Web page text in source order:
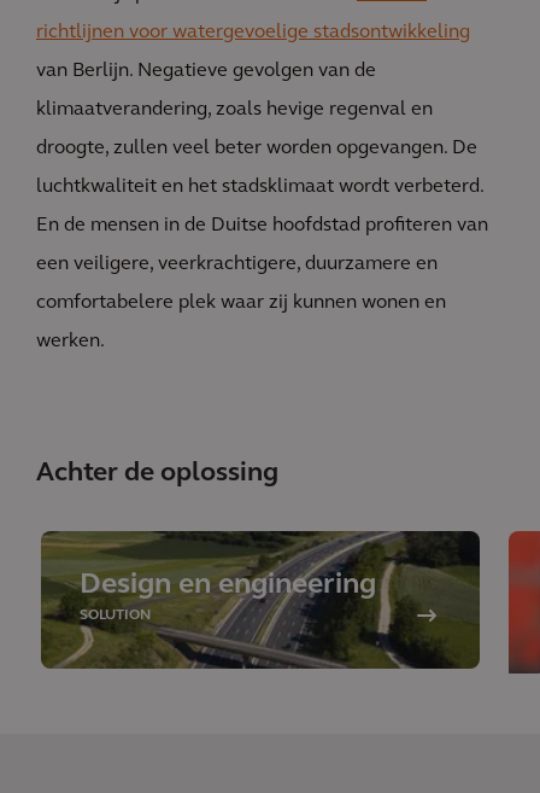
richtlijnen voor watergevoelige stadsontwikkeling
van Berlijn. Negatieve gevolgen van de
klimaatverandering, zoals hevige regenval en
droogte, zullen veel beter worden opgevangen. De
luchtkwaliteit en het stadsklimaat wordt verbeterd.
En de mensen in de Duitse hoofdstad profiteren van
een veiligere, veerkrachtigere, duurzamere en
comfortabelere plek waar zij kunnen wonen en
werken.
Achter de oplossing
Design en engineering
SOLUTION